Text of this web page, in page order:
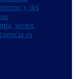
y del
sector,
es